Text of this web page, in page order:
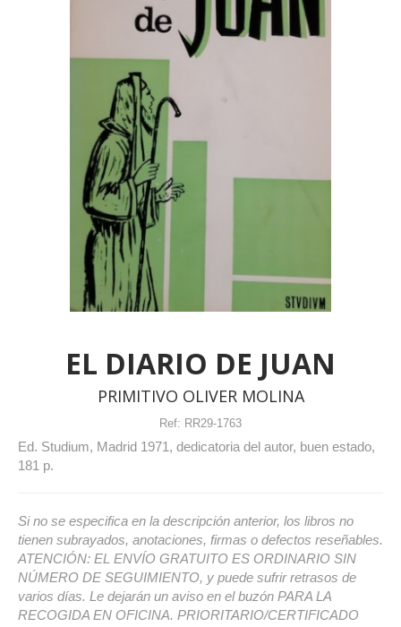
EL DIARIO DE JUAN
PRIMITIVO OLIVER MOLINA
Ref: RR29-1763
Ed. Studium, Madrid 1971, dedicatoria del autor, buen estado,
181 p.
Si no se especifica en la descripción anterior, los libros no
tienen subrayados, anotaciones, firmas o defectos reseñables.
ATENCIÓN: EL ENVÍO GRATUITO ES ORDINARIO SIN
NÚMERO DE SEGUIMIENTO, y puede sufrir retrasos de
varios días. Le dejarán un aviso en el buzón PARA LA
RECOGIDA EN OFICINA. PRIORITARIO/CERTIFICADO